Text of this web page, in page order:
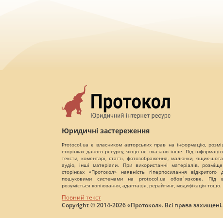
Юридичні застереження
Protocol.ua є власником авторських прав на інформацію,
сторінках даного ресурсу, якщо не вказано інше. Під
тексти, коментарі, статті, фотозображення, малюнки, ящик-
аудіо, інші матеріали. При використанні матеріалів,
сторінках «Протокол» наявність гіперпосилання відкритого
пошуковими системами на protocol.ua обов`язкове. Під
розуміється копіювання, адаптація, рерайтинг, модифікація тощо.
Повний текст
Copyright © 2014-2026 «Протокол». Всі права захищені.